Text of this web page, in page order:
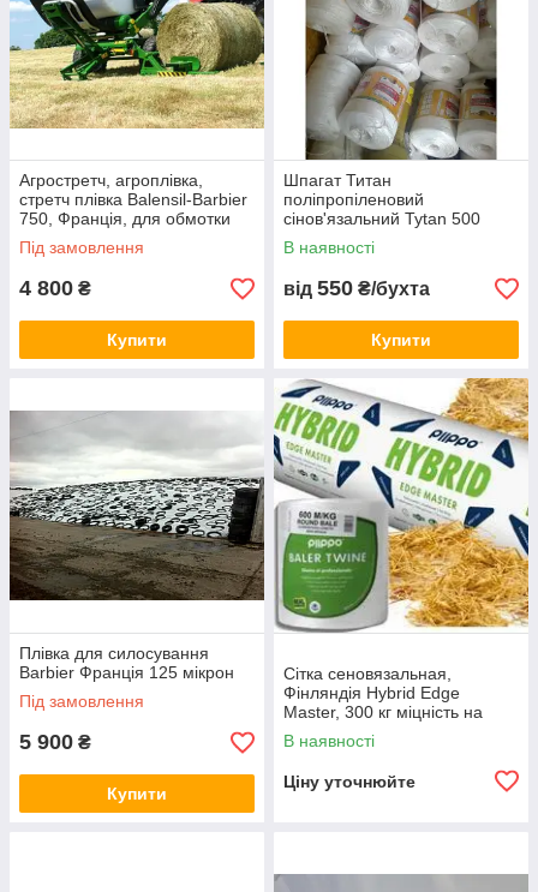
Агростретч, агроплівка,
стретч плівка Balensil-Barbier
750, Франція, для обмотки
тюків
Під замовлення
4 800 ₴
Купити
Шпагат Титан
поліпропіленовий
сінов'язальний Tytan 500
Польща, для пакування сіна і
соломи
В наявності
від 550 ₴/бухта
Купити
Плівка для силосування
Barbier Франція 125 мікрон
Під замовлення
5 900 ₴
Купити
Сітка сеновязальная,
Фінляндія Hybrid Edge
Master, 300 кг міцність на
розрив
В наявності
Ціну уточнюйте